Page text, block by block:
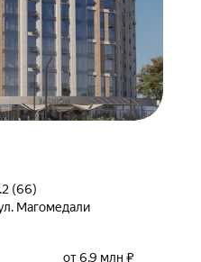
(66)
Магомедали
от 6,9 млн ₽